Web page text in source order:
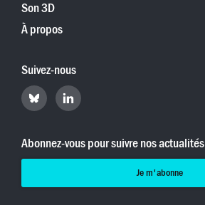
Son 3D
À propos
Suivez-nous
Retrouvez
Hyperradio
Bluesky
Retrouvez
Hyperradio
LinkedIn
Abonnez-vous pour suivre nos actualités
Je m'abonne